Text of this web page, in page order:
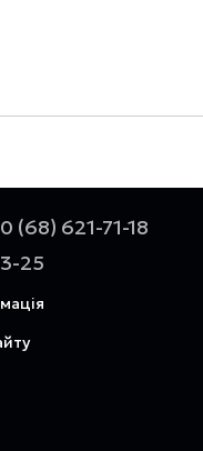
(68) 621-71-18
25